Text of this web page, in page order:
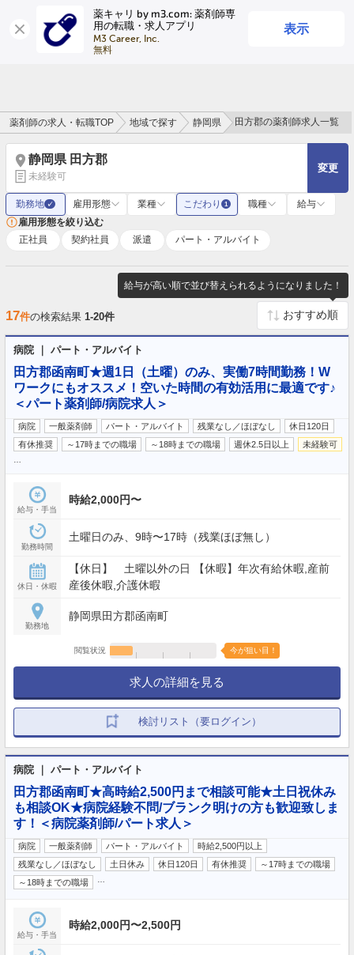
薬キャリ by m3.com: 薬剤師専
用の転職・求人アプリ
M3 Career, Inc.
無料
表示
ログイン
薬剤師の求人・転職TOP 地域で探す 静岡県 田方郡の薬剤師求人一覧
静岡県 田方郡
未経験可
変更
勤務地 ✓ 雇用形態 業種 こだわり 1 職種
給与
雇用形態を絞り込む
正社員
契約社員 派遣 パート・アルバイト
給与が高い順で並び替えられるようになりました！
17件の検索結果 1-20件
病院 ｜ パート・アルバイト
田方郡函南町★週1日（土曜）のみ、実働7時間勤務！W
ワークにもオススメ！空いた時間の有効活用に最適です♪
＜パート薬剤師/病院求人＞
病院 一般薬剤師 パート・アルバイト 残業なし／ほぼなし
休日120日
有休推奨
～17時までの職場 ～18時までの職場 週休2.5日以上 未経験可
給与・手当
時給2,000円〜
勤務時間
土曜日のみ、9時〜17時（残業ほぼ無し）
休日・休暇
【休日】 土曜以外の日 【休暇】年次有給休暇,産前
産後休暇,介護休暇
勤務地
静岡県田方郡函南町
閲覧状況 今が狙い目！
求人の詳細を見る
検討リスト（要ログイン）
病院 ｜ パート・アルバイト
田方郡函南町★高時給2,500円まで相談可能★土日祝休み
も相談OK★病院経験不問/ブランク明けの方も歓迎致しま
す！＜病院薬剤師/パート求人＞
病院 一般薬剤師 パート・アルバイト
時給2,500円以上
残業なし／ほぼなし
土日休み 休日120日 有休推奨
～17時までの職場
～18時までの職場
給与・手当
時給2,000円〜2,500円